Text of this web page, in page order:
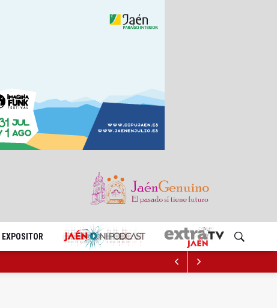
EXPOSITOR